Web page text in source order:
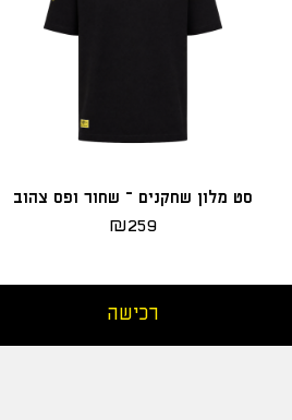
סט מלון שחקנים – שחור ופס צהוב
₪259
רכישה